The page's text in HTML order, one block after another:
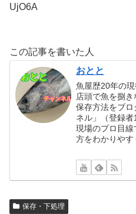
UjO6A
この記事を書いた人
おとと
魚屋歴20年の
店頭で魚を捌き
保存方法をブ
ネル」（登録者
現場のプロ目
方をわかりやす
保存・下処理